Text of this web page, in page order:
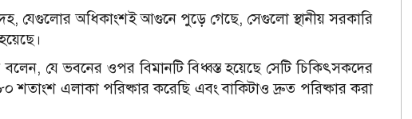
যেগুলোর অধিকাংশই আগুনে পুড়ে গেছে, সেগুলো স্থানীয় সরকারি
বলেন, যে ভবনের ওপর বিমানটি বিধ্বস্ত হয়েছে সেটি চিকিৎসকদের
এলাকা পরিষ্কার করেছি এবং বাকিটাও দ্রুত পরিষ্কার করা